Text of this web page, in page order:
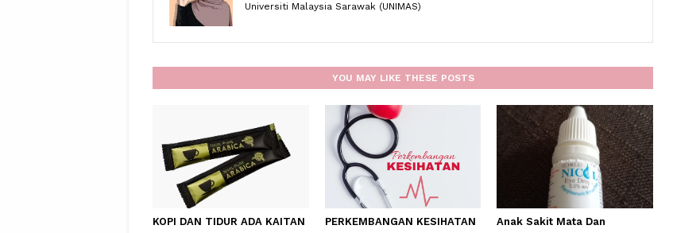
Universiti Malaysia Sarawak (UNIMAS)
YOU MAY LIKE THESE POSTS
KOPI DAN TIDUR ADA KAITAN
PERKEMBANGAN KESIHATAN
Anak Sakit Mata Dan